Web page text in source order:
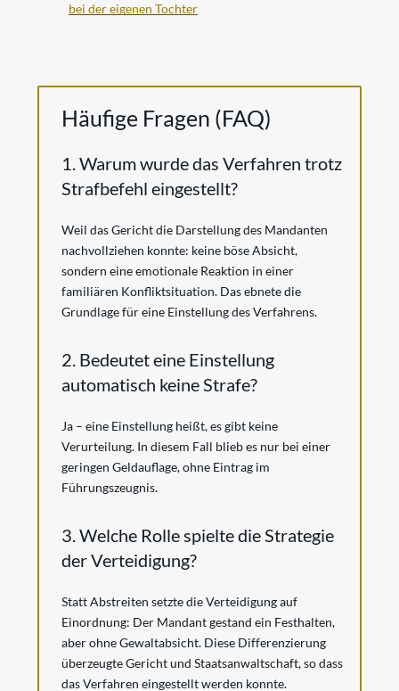
bei der eigenen Tochter
Häufige Fragen (FAQ)
1. Warum wurde das Verfahren trotz
Strafbefehl eingestellt?
Weil das Gericht die Darstellung des Mandanten
nachvollziehen konnte: keine böse Absicht,
sondern eine emotionale Reaktion in einer
familiären Konfliktsituation. Das ebnete die
Grundlage für eine Einstellung des Verfahrens.
2. Bedeutet eine Einstellung
automatisch keine Strafe?
Ja – eine Einstellung heißt, es gibt keine
Verurteilung. In diesem Fall blieb es nur bei einer
geringen Geldauflage, ohne Eintrag im
Führungszeugnis.
3. Welche Rolle spielte die Strategie
der Verteidigung?
Statt Abstreiten setzte die Verteidigung auf
Einordnung: Der Mandant gestand ein Festhalten,
aber ohne Gewaltabsicht. Diese Differenzierung
überzeugte Gericht und Staatsanwaltschaft, so dass
das Verfahren eingestellt werden konnte.